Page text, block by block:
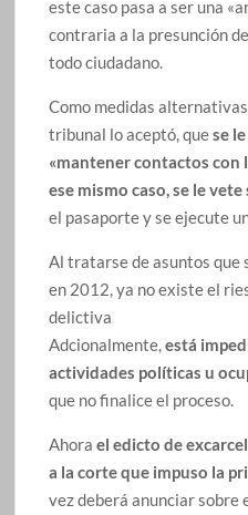
este caso pasa a ser una
contraria a la presunción
todo ciudadano.
Como medidas
tribunal lo aceptó, quese
«mantener contactos con
ese mismo caso, se le
el pasaporte y se ejecute
Al tratarse de asuntos
en 2012, ya no existe el
delictiva
Adcionalmente,está
actividades políticas u
que no finalice el proceso.
Ahorael edicto de
a la corte que impuso la
vez deberá anunciar sobre